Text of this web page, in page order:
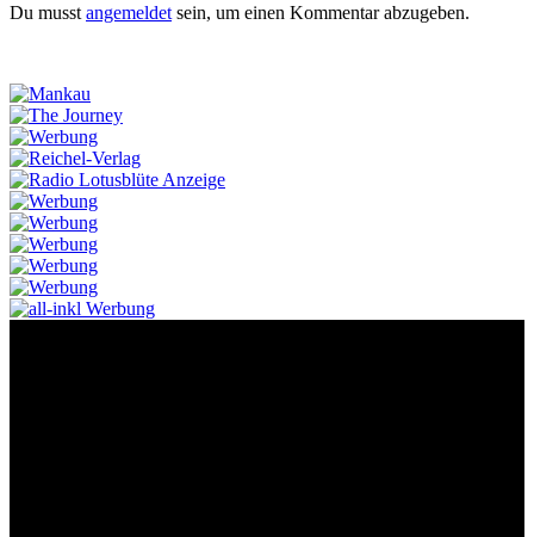
Du musst angemeldet sein, um einen Kommentar abzugeben.